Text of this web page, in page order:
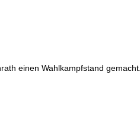
einen Wahlkampfstand gemacht.